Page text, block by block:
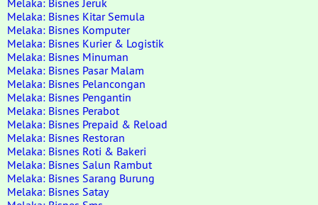
Melaka: Bisnes Jeruk
Melaka: Bisnes Kitar Semula
Melaka: Bisnes Komputer
Melaka: Bisnes Kurier & Logistik
Melaka: Bisnes Minuman
Melaka: Bisnes Pasar Malam
Melaka: Bisnes Pelancongan
Melaka: Bisnes Pengantin
Melaka: Bisnes Perabot
Melaka: Bisnes Prepaid & Reload
Melaka: Bisnes Restoran
Melaka: Bisnes Roti & Bakeri
Melaka: Bisnes Salun Rambut
Melaka: Bisnes Sarang Burung
Melaka: Bisnes Satay